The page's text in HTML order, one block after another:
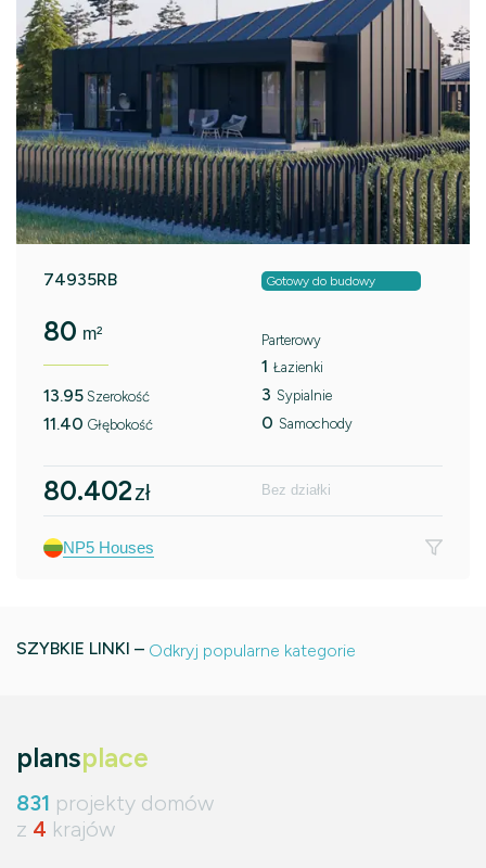
74935RB Gotowy do budowy
80 m²
13.95 Szerokość
11.40 Głębokość
Parterowy
1 Łazienki
3 Sypialnie
0 Samochody
80.402zł Bez działki
NP5 Houses
SZYBKIE LINKI – Odkryj popularne kategorie
plansplace
831 projekty domów
z 4 krajów